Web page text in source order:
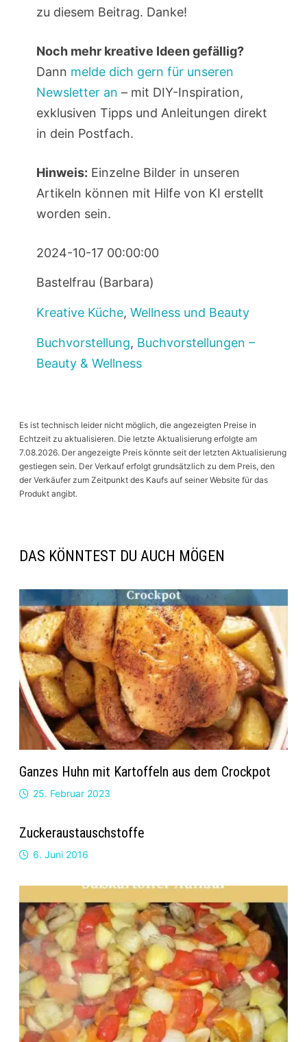
zu diesem Beitrag. Danke!
Noch mehr kreative Ideen gefällig?
Dann melde dich gern für unseren
Newsletter an – mit DIY-Inspiration,
exklusiven Tipps und Anleitungen direkt
in dein Postfach.
Hinweis: Einzelne Bilder in unseren
Artikeln können mit Hilfe von KI erstellt
worden sein.
2024-10-17 00:00:00
Bastelfrau (Barbara)
Kreative Küche, Wellness und Beauty
Buchvorstellung, Buchvorstellungen –
Beauty & Wellness
Es ist technisch leider nicht möglich, die angezeigten Preise in
Echtzeit zu aktualisieren. Die letzte Aktualisierung erfolgte am
7.08.2026. Der angezeigte Preis könnte seit der letzten Aktualisierung
gestiegen sein. Der Verkauf erfolgt grundsätzlich zu dem Preis, den
der Verkäufer zum Zeitpunkt des Kaufs auf seiner Website für das
Produkt angibt.
DAS KÖNNTEST DU AUCH MÖGEN
Ganzes Huhn mit Kartoffeln aus dem Crockpot
25. Februar 2023
Zuckeraustauschstoffe
6. Juni 2016